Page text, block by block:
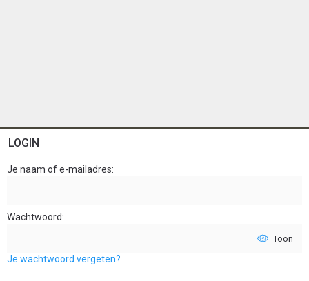
LOGIN
Je naam of e-mailadres
Wachtwoord
Toon
Je wachtwoord vergeten?